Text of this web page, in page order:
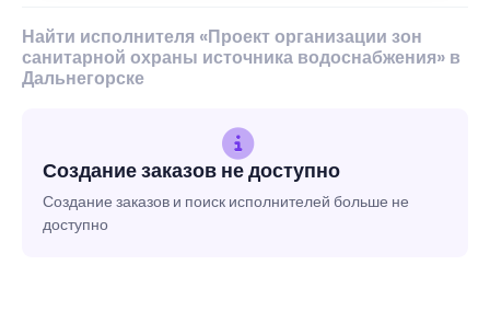
Найти исполнителя «Проект организации зон
санитарной охраны источника водоснабжения» в
Дальнегорске
Создание заказов не доступно
Создание заказов и поиск исполнителей больше не
доступно